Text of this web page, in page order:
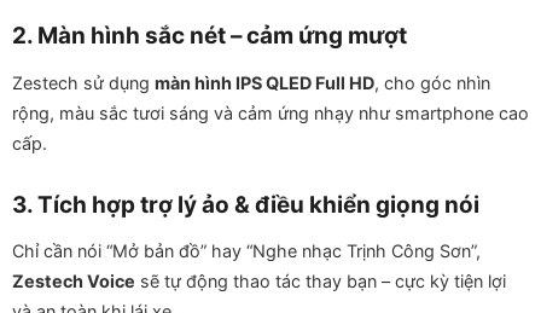
2. Màn hình sắc nét – cảm ứng mượt
Zestech sử dụng màn hình IPS QLED Full HD, cho góc nhìn
rộng, màu sắc tươi sáng và cảm ứng nhạy như smartphone cao
cấp.
3. Tích hợp trợ lý ảo & điều khiển giọng nói
Chỉ cần nói “Mở bản đồ” hay “Nghe nhạc Trịnh Công Sơn”,
Zestech Voice sẽ tự động thao tác thay bạn – cực kỳ tiện lợi